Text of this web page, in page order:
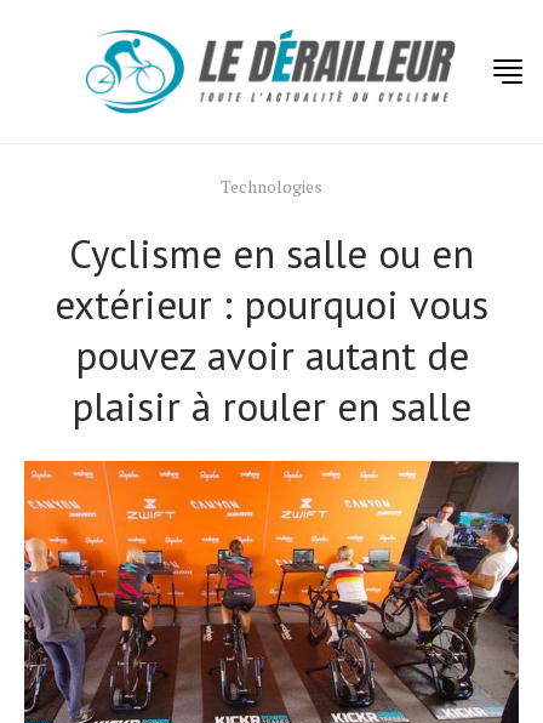
Technologies
Cyclisme en salle ou en
extérieur : pourquoi vous
pouvez avoir autant de
plaisir à rouler en salle